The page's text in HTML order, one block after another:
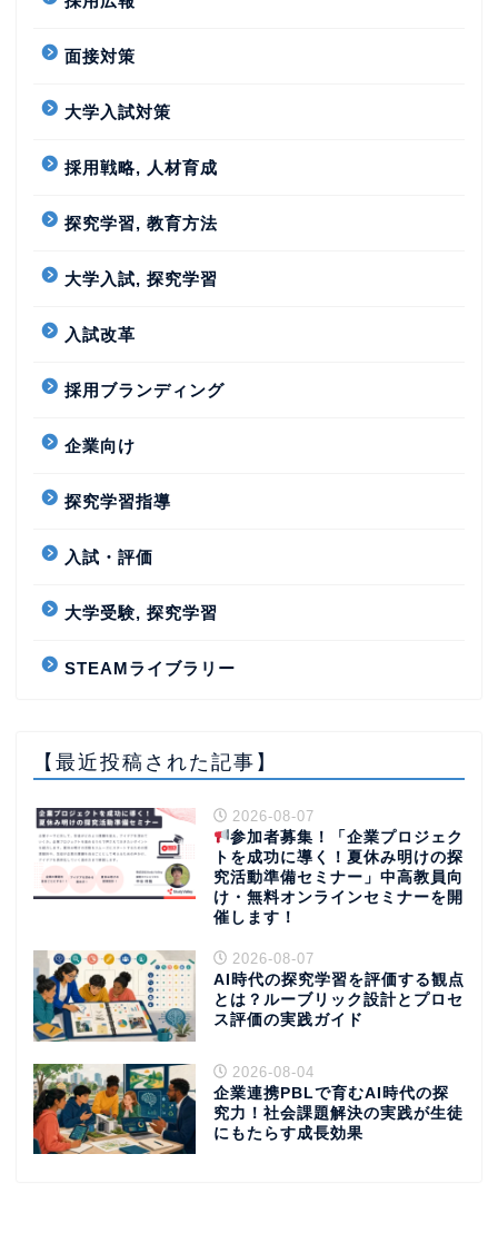
面接対策
大学入試対策
採用戦略, 人材育成
探究学習, 教育方法
大学入試, 探究学習
入試改革
採用ブランディング
企業向け
探究学習指導
入試・評価
大学受験, 探究学習
STEAMライブラリー
【最近投稿された記事】
2026-08-07
参加者募集！「企業プロジェク
トを成功に導く！夏休み明けの探
究活動準備セミナー」中高教員向
け・無料オンラインセミナーを開
催します！
2026-08-07
AI時代の探究学習を評価する観点
とは？ルーブリック設計とプロセ
ス評価の実践ガイド
2026-08-04
企業連携PBLで育むAI時代の探
究力！社会課題解決の実践が生徒
にもたらす成長効果